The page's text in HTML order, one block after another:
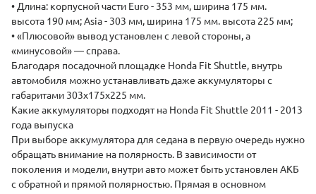
• Длина: корпусной части Euro - 353 мм, ширина 175 мм.
высота 190 мм; Asia - 303 мм, ширина 175 мм. высота 225 мм;
• «Плюсовой» вывод установлен с левой стороны, а
«минусовой» — справа.
Благодаря посадочной площадке Honda Fit Shuttle, внутрь
автомобиля можно устанавливать даже аккумуляторы с
габаритами 303х175х225 мм.
Какие аккумуляторы подходят на Honda Fit Shuttle 2011 - 2013
года выпуска
При выборе аккумулятора для седана в первую очередь нужно
обращать внимание на полярность. В зависимости от
поколения и модели, внутри авто может быть установлен АКБ
с обратной и прямой полярностью. Прямая в основном